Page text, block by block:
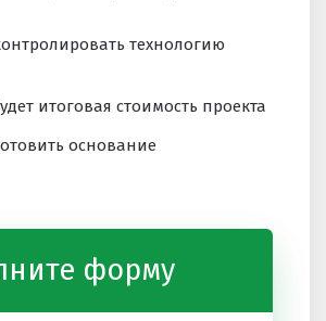
технологию
итоговая стоимость проекта
основание
форму